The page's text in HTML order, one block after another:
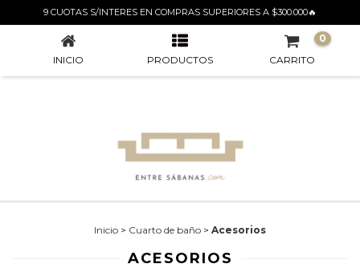
9 CUOTAS S/INTERES EN COMPRAS SUPERIORES A $300.000🔥
ACESORIOS
INICIO PRODUCTOS CARRITO
0
Inicio > Cuarto de baño > Acesorios
ACESORIOS